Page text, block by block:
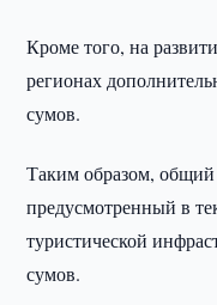
Кроме того, на
регионах
сумов.
Таким образом,
предусмотренный в
туристической
сумов.